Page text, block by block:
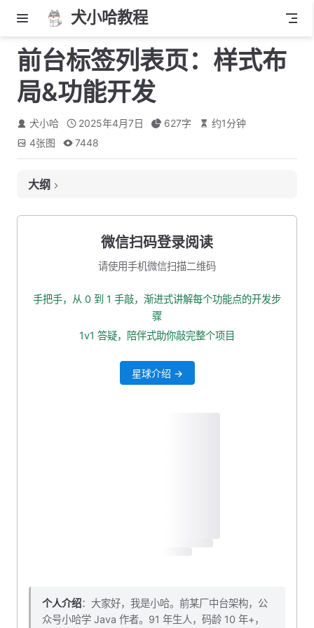
犬小哈教程
前台标签列表页：样式布
局&功能开发
犬小哈 2025年4月7日 627字 约1分钟
4张图 7448
大纲
5. 本小节源码下载
微信扫码登录阅读
请使用手机微信扫描二维码
手把手，从 0 到 1 手敲，渐进式讲解每个功能点的开发步
骤
1v1 答疑，陪伴式助你敲完整个项目
星球介绍 →
个人介绍：大家好，我是小哈。前某厂中台架构，公
众号小哈学 Java 作者。91 年生人，码龄 10 年+，